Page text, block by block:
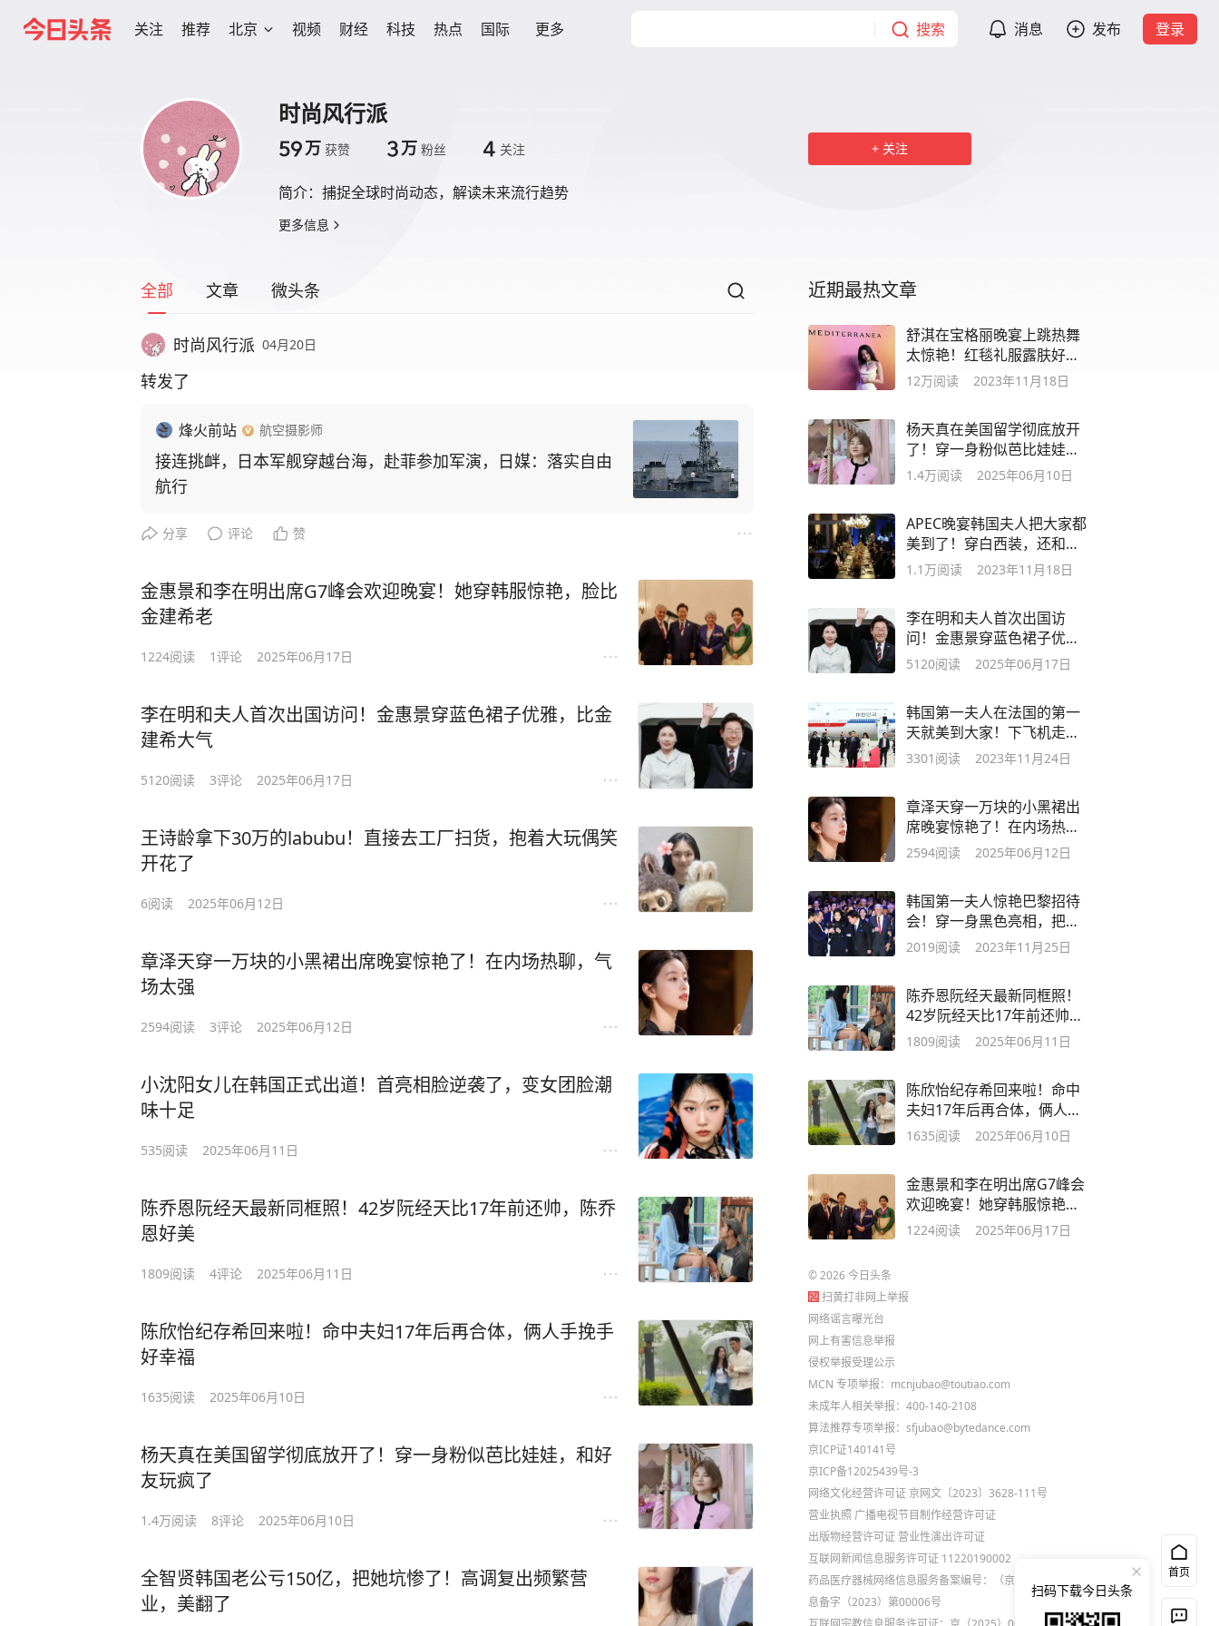
关注 推荐 北京 视频 财经 科技 热点 国际 更多 搜索 消息 发布 登录
时尚风行派
59万 获赞 3万 粉丝 4 关注
简介： 捕捉全球时尚动态，解读未来流行趋势
更多信息
关注
全部 文章 微头条
时尚风行派 04月20日
转发了
烽火前站 航空摄影师
接连挑衅，日本军舰穿越台海，赴菲参加军演，日媒：落实自由
航行
分享 评论 赞
金惠景和李在明出席G7峰会欢迎晚宴！她穿韩服惊艳，脸比
金建希老
1224阅读 1评论 2025年06月17日
李在明和夫人首次出国访问！金惠景穿蓝色裙子优雅，比金
建希大气
5120阅读 3评论 2025年06月17日
王诗龄拿下30万的labubu！直接去工厂扫货，抱着大玩偶笑
开花了
6阅读 2025年06月12日
章泽天穿一万块的小黑裙出席晚宴惊艳了！在内场热聊，气
场太强
2594阅读 3评论 2025年06月12日
小沈阳女儿在韩国正式出道！首亮相脸逆袭了，变女团脸潮
味十足
535阅读 2025年06月11日
陈乔恩阮经天最新同框照！42岁阮经天比17年前还帅，陈乔
恩好美
1809阅读 4评论 2025年06月11日
陈欣怡纪存希回来啦！命中夫妇17年后再合体，俩人手挽手
好幸福
1635阅读 2025年06月10日
杨天真在美国留学彻底放开了！穿一身粉似芭比娃娃，和好
友玩疯了
1.4万阅读 8评论 2025年06月10日
全智贤韩国老公亏150亿，把她坑惨了！高调复出频繁营
业，美翻了
近期最热文章
舒淇在宝格丽晚宴上跳热舞
太惊艳！红毯礼服露肤好多
啊，胆子真大
12万阅读 2023年11月18日
杨天真在美国留学彻底放开
了！穿一身粉似芭比娃娃，
和好友玩疯了
1.4万阅读 2025年06月10日
APEC晚宴韩国夫人把大家都
美到了！穿白西装，还和越
南夫人合影了
1.1万阅读 2023年11月18日
李在明和夫人首次出国访
问！金惠景穿蓝色裙子优
雅，比金建希大气
5120阅读 2025年06月17日
韩国第一夫人在法国的第一
天就美到大家！下飞机走红
毯，太惊艳
3301 阅读 2023年11月24日
章泽天穿一万块的小黑裙出
席晚宴惊艳了！在内场热
聊，气场太强
2594阅读 2025年06月12日
韩国第一夫人惊艳巴黎招待
会！穿一身黑色亮相，把大
家都美到了
2019阅读 2023年11月25日
陈乔恩阮经天最新同框照！
42岁阮经天比17年前还帅，
陈乔恩好美
1809阅读 2025年06月11日
陈欣怡纪存希回来啦！命中
夫妇17年后再合体，俩人手
挽手好幸福
1635阅读 2025年06月10日
金惠景和李在明出席G7峰会
欢迎晚宴！她穿韩服惊艳，
脸比金建希老
1224阅读 2025年06月17日
©2026今日头条
扫黄打非网上举报
网络谣言曝光台
网上有害信息举报
侵权举报受理公示
MCN 专项举报：mcnjubao@toutiao.com
未成年人相关举报：400-140-2108
算法推荐专项举报：sfjubao@bytedance.com
京ICP证140141号
京ICP备12025439号-3
网络文化经营许可证 京网文〔2023〕3628-111号
营业执照 广播电视节目制作经营许可证
出版物经营许可证 营业性演出许可证
互联网新闻信息服务许可证 11220190002
药品医疗器械网络信息服务备案编号：（京）网药械信
息备字（2023）第00006号
首页
扫码下载今日头条